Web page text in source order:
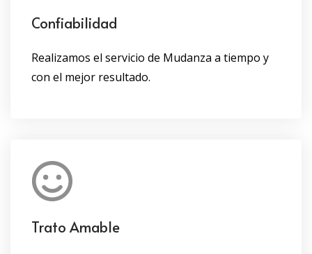
Confiabilidad
Realizamos el servicio de Mudanza a tiempo y
con el mejor resultado.
Trato Amable